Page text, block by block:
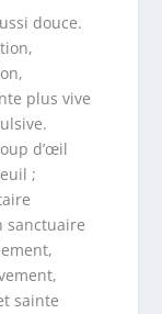
douce.
plus vive
d’œil
;
sanctuaire
sainte